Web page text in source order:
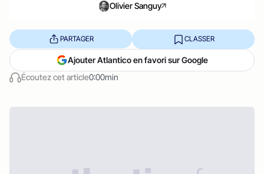
Olivier Sanguy
Écoutez cet article0:00min
PARTAGER CLASSER
Ajouter Atlantico en favori sur Google